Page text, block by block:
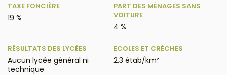
TAXE FONCIÈRE
19 %
PART DES MÉNAGES SANS
VOITURE
4 %
RÉSULTATS DES LYCÉES
Aucun lycée général ni
technique
ECOLES ET CRÈCHES
2,3 étab/km²